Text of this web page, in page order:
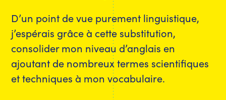
D’un point de vue purement linguistique,
j’espérais grâce à cette substitution,
consolider mon niveau d’anglais en
ajoutant de nombreux termes scientifiques
et techniques à mon vocabulaire.